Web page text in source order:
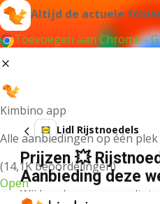
Altijd de actuele
Toevoegen aan Chrome -
Kimbino app
Alle aanbiedingen op één plek
(14,1K beoordelingen)
Open
Lidl Rijstnoedels
Prijzen 💥
Aanbieding deze
Wij konden geen